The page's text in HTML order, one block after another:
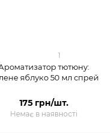
1
тютюну:
яблуко 50 мл спрей
175 грн/шт.
Немає в наявності